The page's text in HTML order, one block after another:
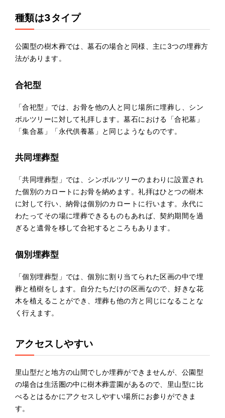
種類は3タイプ
公園型の樹木葬では、墓石の場合と同様、主に3つの埋葬方
法があります。
合祀型
「合祀型」では、お骨を他の人と同じ場所に埋葬し、シン
ボルツリーに対して礼拝します。墓石における「合祀墓」
「集合墓」「永代供養墓」と同じようなものです。
共同埋葬型
「共同埋葬型」では、シンボルツリーのまわりに設置され
た個別のカロートにお骨を納めます。礼拝はひとつの樹木
に対して行い、納骨は個別のカロートに行います。永代に
わたってその場に埋葬できるものもあれば、契約期間を過
ぎると遺骨を移して合祀するところもあります。
個別埋葬型
「個別埋葬型」では、個別に割り当てられた区画の中で埋
葬と植樹をします。自分たちだけの区画なので、好きな花
木を植えることができ、埋葬も他の方と同じになることな
く行えます。
アクセスしやすい
里山型だと地方の山間でしか埋葬ができませんが、公園型
の場合は生活圏の中に樹木葬霊園があるので、里山型に比
べるとはるかにアクセスしやすい場所にお参りができま
す。